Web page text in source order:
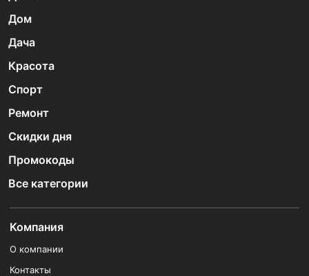
Дом
Дача
Красота
Спорт
Ремонт
Скидки дня
Промокоды
Все категории
Компания
О компании
Контакты